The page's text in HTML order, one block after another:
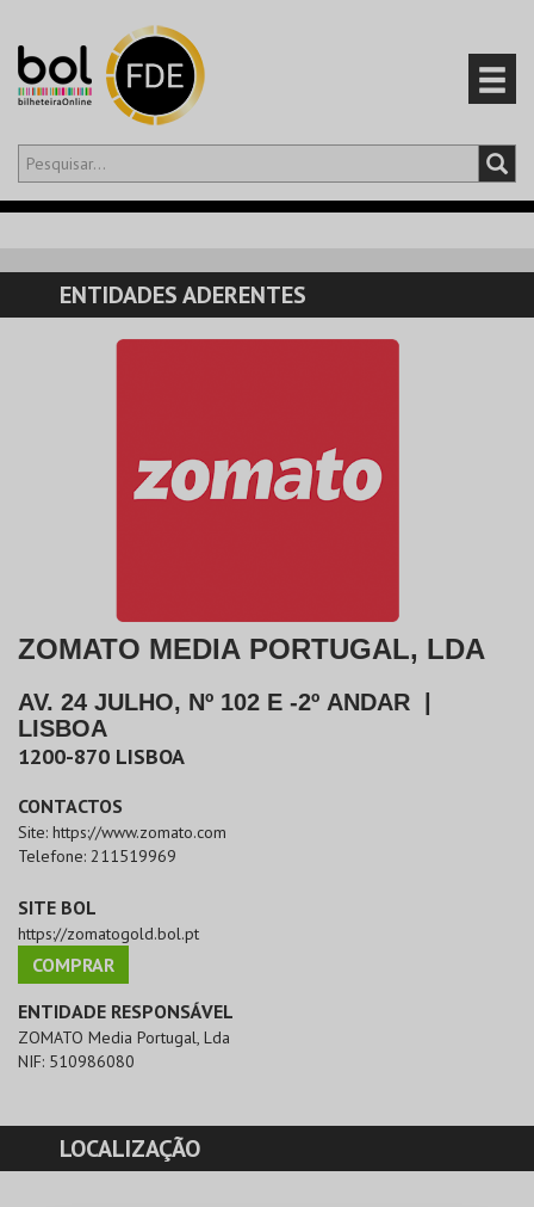
Olá,iniciar sessão
CARRINHO
EVENTOS
ENTIDADES ADERENTES
ZOMATO MEDIA PORTUGAL, LDA
AV. 24 JULHO, Nº 102 E -2º ANDAR
LISBOA
1200-870 LISBOA
CONTACTOS
Site: https://www.zomato.com
Telefone: 211519969
SITE BOL
https://zomatogold.bol.pt
COMPRAR
ENTIDADE RESPONSÁVEL
ZOMATO Media Portugal, Lda
NIF: 510986080
LOCALIZAÇÃO